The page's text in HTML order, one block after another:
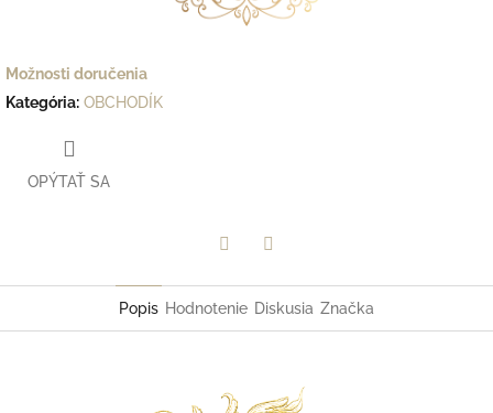
Možnosti doručenia
Kategória: OBCHODÍK
OPÝTAŤ SA
Popis Hodnotenie Diskusia Značka